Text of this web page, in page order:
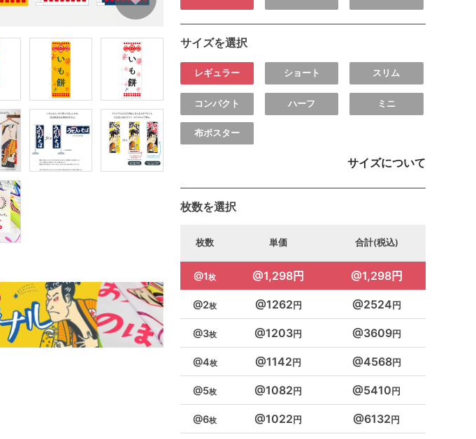
サイズを選択
レギュラー ショート スリム
コンパクト ハーフ ミニ
布ポスター
サイズについて
枚数を選択
枚数 単価 合計(税込)
1 1,298円 1,298円
2 1262 2524
3 1203 3609
4 1142 4568
5 1082 5410
6 1022 6132